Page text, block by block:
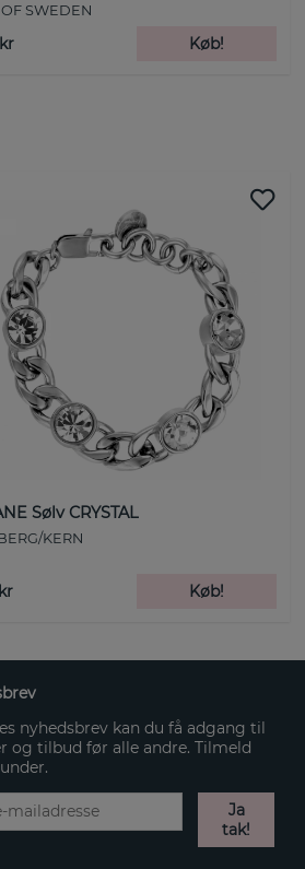
SWEDEN
Køb!
Sølv CRYSTAL
KERN
Køb!
nyhedsbrev kan du få adgang til
og tilbud før alle andre. Tilmeld
Ja
tak!